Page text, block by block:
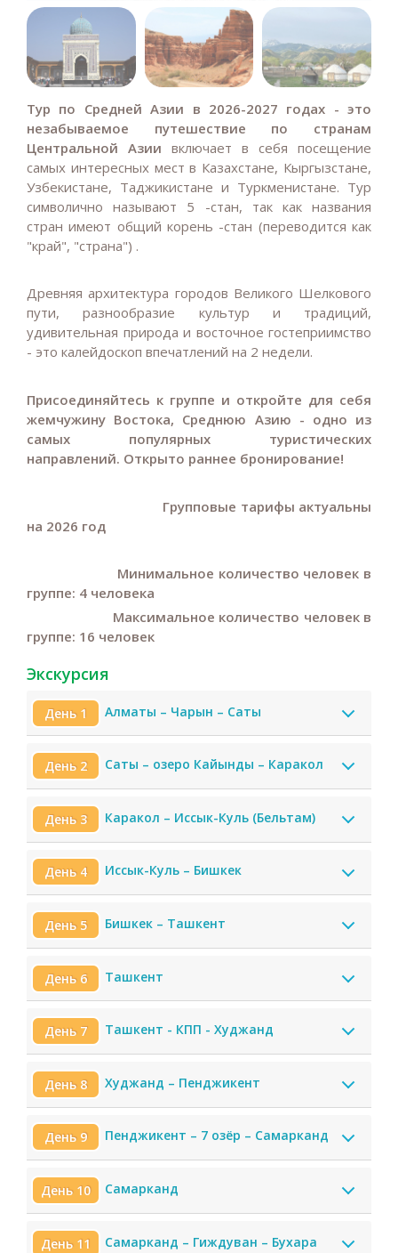
Тур по Средней Азии в 2026-2027 годах - это
незабываемое путешествие по странам
Центральной Азии включает в себя посещение
самых интересных мест в Казахстане, Кыргызстане,
Узбекистане, Таджикистане и Туркменистане. Тур
символично называют 5 -стан, так как названия
стран имеют общий корень -стан (переводится как
"край", "страна") .
Древняя архитектура городов Великого Шелкового
пути, разнообразие культур и традиций,
удивительная природа и восточное гостеприимство
- это калейдоскоп впечатлений на 2 недели.
Присоединяйтесь к группе и откройте для себя
жемчужину Востока, Среднюю Азию - одно из
самых популярных туристических
направлений. Открыто раннее бронирование!
Групповые тарифы актуальны
на 2026 год
Минимальное количество человек в
группе: 4 человека
Максимальное количество человек в
группе: 16 человек
Экскурсия
День 1 Алматы – Чарын – Саты
День 2 Саты – озеро Кайынды – Каракол
День 3 Каракол – Иссык-Куль (Бельтам)
День 4 Иссык-Куль – Бишкек
День 5 Бишкек – Ташкент
День 6 Ташкент
День 7 Ташкент - КПП - Худжанд
День 8 Худжанд – Пенджикент
День 9 Пенджикент – 7 озёр – Самарканд
День 10 Самарканд
День 11 Самарканд – Гиждуван – Бухара